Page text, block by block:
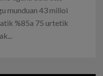
munduan 43 milioi
%85a 75 urtetik